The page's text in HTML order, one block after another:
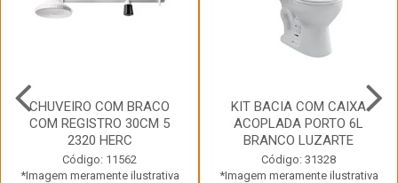
CHUVEIRO COM BRACO
COM REGISTRO 30CM 5
2320 HERC
Código: 11562
*Imagem meramente ilustrativa
KIT BACIA COM CAIXA
ACOPLADA PORTO 6L
BRANCO LUZARTE
Código: 31328
*Imagem meramente ilustrativa